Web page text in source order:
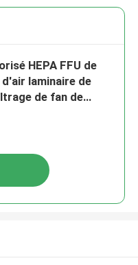
HEPA FFU de
laminaire de
de fan de